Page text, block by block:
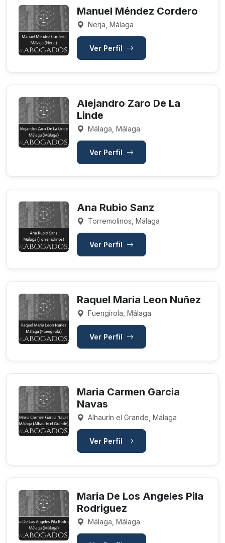
Manuel Méndez Cordero
Nerja, Málaga
Ver Perfil
Alejandro Zaro De La
Linde
Málaga, Málaga
Ver Perfil
Ana Rubio Sanz
Torremolinos, Málaga
Ver Perfil
Raquel Maria Leon Nuñez
Fuengirola, Málaga
Ver Perfil
Maria Carmen Garcia
Navas
Alhaurín el Grande, Málaga
Ver Perfil
Maria De Los Angeles Pila
Rodriguez
Málaga, Málaga